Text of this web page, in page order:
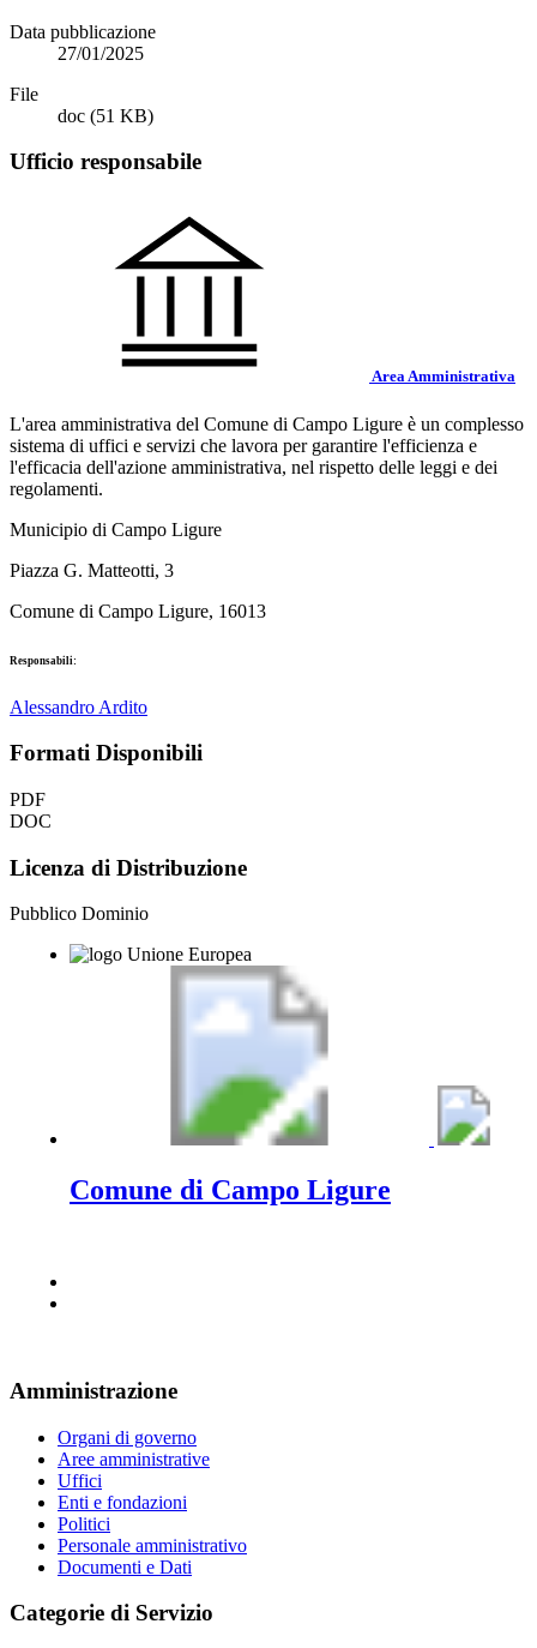
Data pubblicazione
27/01/2025
File
doc (51 KB)
Ufficio responsabile
Area Amministrativa
L'area amministrativa del Comune di Campo Ligure è un complesso
sistema di uffici e servizi che lavora per garantire l'efficienza e
l'efficacia dell'azione amministrativa, nel rispetto delle leggi e dei
regolamenti.
Municipio di Campo Ligure
Piazza G. Matteotti, 3
Comune di Campo Ligure, 16013
Responsabili:
Alessandro Ardito
Formati Disponibili
PDF
DOC
Licenza di Distribuzione
Pubblico Dominio
Comune di Campo Ligure
Amministrazione
Organi di governo
Aree amministrative
Uffici
Enti e fondazioni
Politici
Personale amministrativo
Documenti e Dati
Categorie di Servizio